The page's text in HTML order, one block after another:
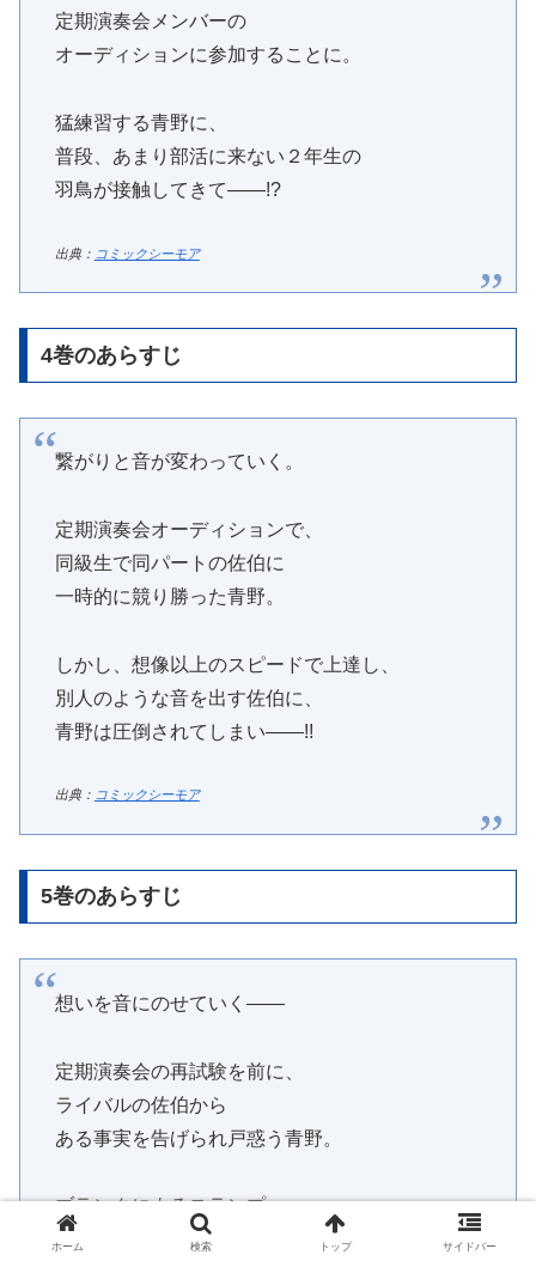
定期演奏会メンバーの
オーディションに参加することに。
猛練習する青野に、
普段、あまり部活に来ない２年生の
羽鳥が接触してきて――!?
出典： コミックシーモア
4巻のあらすじ
繋がりと音が変わっていく。
定期演奏会オーディションで、
同級生で同パートの佐伯に
一時的に競り勝った青野。
しかし、想像以上のスピードで上達し、
別人のような音を出す佐伯に、
青野は圧倒されてしまい――!!
出典： コミックシーモア
5巻のあらすじ
想いを音にのせていく――
定期演奏会の再試験を前に、
ライバルの佐伯から
ある事実を告げられ戸惑う青野。
ブランクによるスランプ、
ライバルへの焦燥、
ホーム 検索 トップ サイドバー